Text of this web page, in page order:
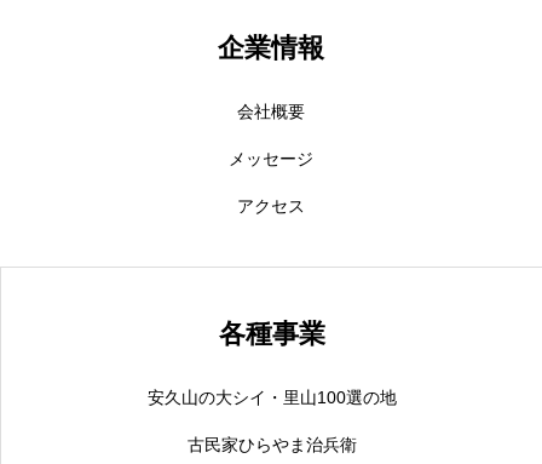
企業情報
会社概要
メッセージ
アクセス
各種事業
安久山の大シイ・里山100選の地
古民家ひらやま治兵衛